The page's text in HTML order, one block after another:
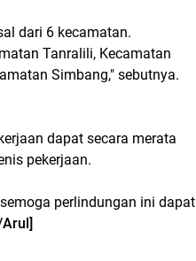
dari 6 kecamatan.
Tanralili, Kecamatan
Simbang," sebutnya.
dapat secara merata
pekerjaan.
perlindungan ini dapat